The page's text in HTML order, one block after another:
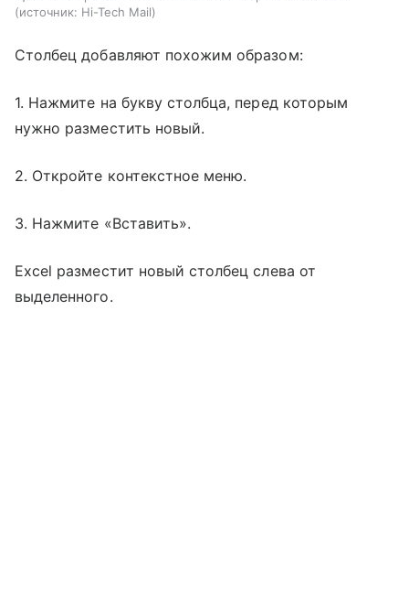
источник: Hi-Tech Mail
Столбец добавляют похожим образом:
1. Нажмите на букву столбца, перед которым
нужно разместить новый.
2. Откройте контекстное меню.
3. Нажмите «Вставить».
Excel разместит новый столбец слева от
выделенного.